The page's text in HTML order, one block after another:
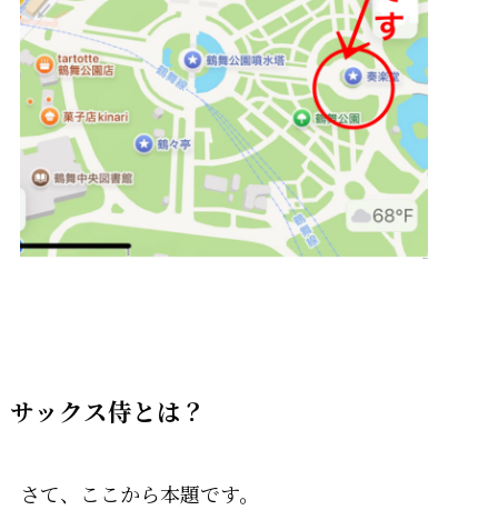
サックス侍とは？
さて、ここから本題です。